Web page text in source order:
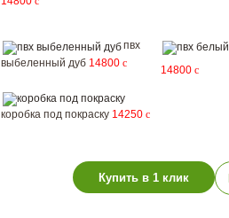
пвх
выбеленный дуб 14800 c
14800 c
коробка под покраску 14250 c
Купить в 1 клик